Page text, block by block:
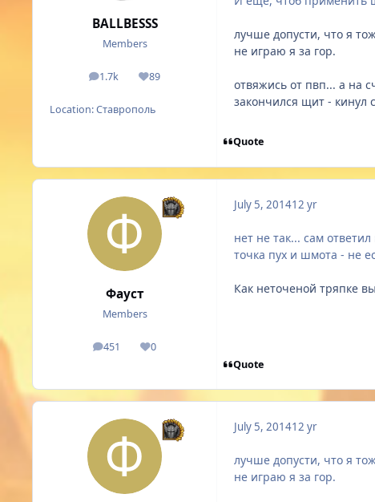
BALLBESSS
Members
1.7k
posts 89
Reputation
Location:Ставрополь
лучше допусти, что я
не играю я за гор.
отвяжись от пвп... а на
закончился щит - кинул
Quote
Фауст
Members
451
posts 0
Reputation
July 5, 201412 yr
нет не так... сам
точка пух и шмота - не
Как неточеной тряпке
Quote
July 5, 201412 yr
лучше допусти, что я
не играю я за гор.